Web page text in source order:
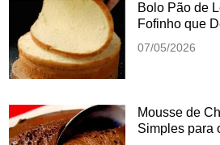
Bolo Pão de
Fofinho que
07/05/2026
Mousse de
Simples para